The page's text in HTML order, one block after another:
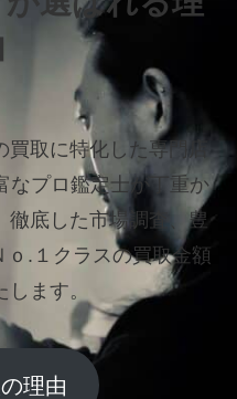
取に特化した専門店
なプロ鑑定士が丁重か
徹底した市場調査、豊
.１クラスの買取金額
ます。
理由